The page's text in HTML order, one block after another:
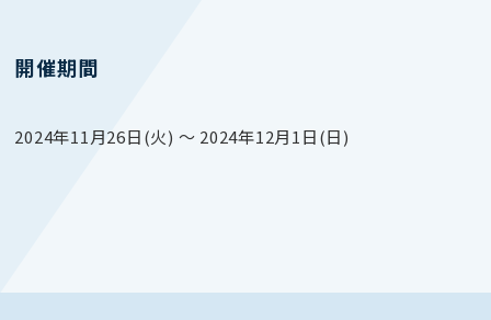
開催期間
2024年11月26日(火) 〜 2024年12月1日(日)